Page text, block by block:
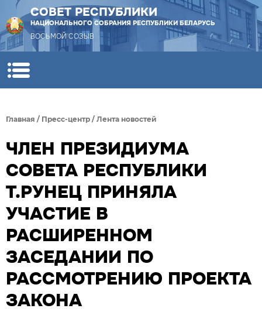
СОВЕТ РЕСПУБЛИКИ
НАЦИОНАЛЬНОГО СОБРАНИЯ РЕСПУБЛИКИ БЕЛАРУСЬ
ВОСЬМОЙ СОЗЫВ
Главная / Пресс-центр / Лента новостей
ЧЛЕН ПРЕЗИДИУМА
СОВЕТА РЕСПУБЛИКИ
Т.РУНЕЦ ПРИНЯЛА
УЧАСТИЕ В
РАСШИРЕННОМ
ЗАСЕДАНИИ ПО
РАССМОТРЕНИЮ ПРОЕКТА
ЗАКОНА